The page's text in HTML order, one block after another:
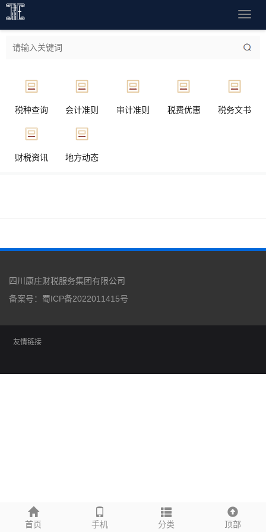
导
单
税种查询 会计准则 审计准则 税费优惠 税务文书
财税资讯 地方动态
首页 手机 分类 顶部
四川康庄财税服务集团有限公司
备案号： 蜀ICP备2022011415号
友情链接